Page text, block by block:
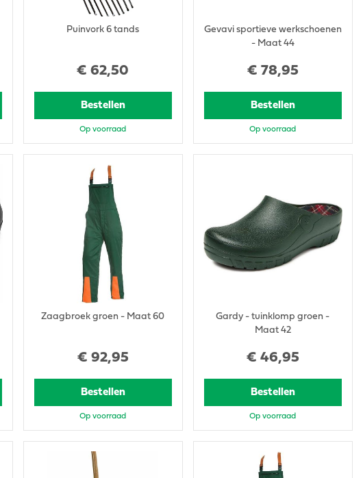
€ 62,50
Puinvork 6 tands
Bestellen
Op voorraad
€ 78,95
Gevavi sportieve werkschoenen
- Maat 44
Bestellen
Op voorraad
€ 92,95
Zaagbroek groen - Maat 60
Bestellen
Op voorraad
€ 46,95
Gardy - tuinklomp groen -
Maat 42
Bestellen
Op voorraad